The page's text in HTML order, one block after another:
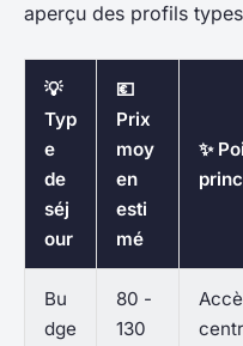
aperçu des profils
💡
Typ
e
de
séj
our
💶
Prix
moy
en
esti
mé
✨
Bu
dge
80 -
130